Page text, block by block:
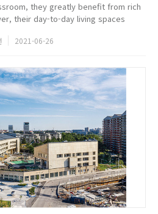
they greatly benefit from rich
their day-to-day living spaces
2021-06-26